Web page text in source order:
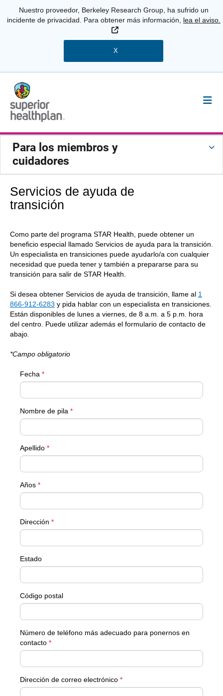
Nuestro proveedor, Berkeley Research Group, ha sufrido un
incidente de privacidad. Para obtener más información, lea el aviso.
Sitio Externo
X
Para los miembros y
cuidadores
Servicios de ayuda de
transición
Como parte del programa STAR Health, puede obtener un
beneficio especial llamado Servicios de ayuda para la transición.
Un especialista en transiciones puede ayudarlo/a con cualquier
necesidad que pueda tener y también a prepararse para su
transición para salir de STAR Health.
Si desea obtener Servicios de ayuda de transición, llame al 1
866-912-6283 y pida hablar con un especialista en transiciones.
Están disponibles de lunes a viernes, de 8 a.m. a 5 p.m. hora
del centro. Puede utilizar además el formulario de contacto de
abajo
*Campo obligatorio
Fecha *
Nombre de pila *
Apellido *
Años *
Dirección *
Estado
Código postal
Número de teléfono más adecuado para ponernos en
contacto *
Dirección de correo electrónico *